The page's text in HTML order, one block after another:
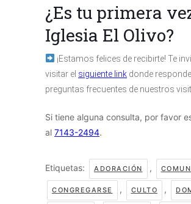
¿Es tu primera
Iglesia El Olivo?
¡Estamos felices de recibirte! Te
visitar el siguiente link donde
preguntas frecuentes de nuestros
Si tiene alguna consulta, por favor
al 7143-2494.
Etiquetas: ADORACIÓN ,
CONGREGARSE , CULTO ,